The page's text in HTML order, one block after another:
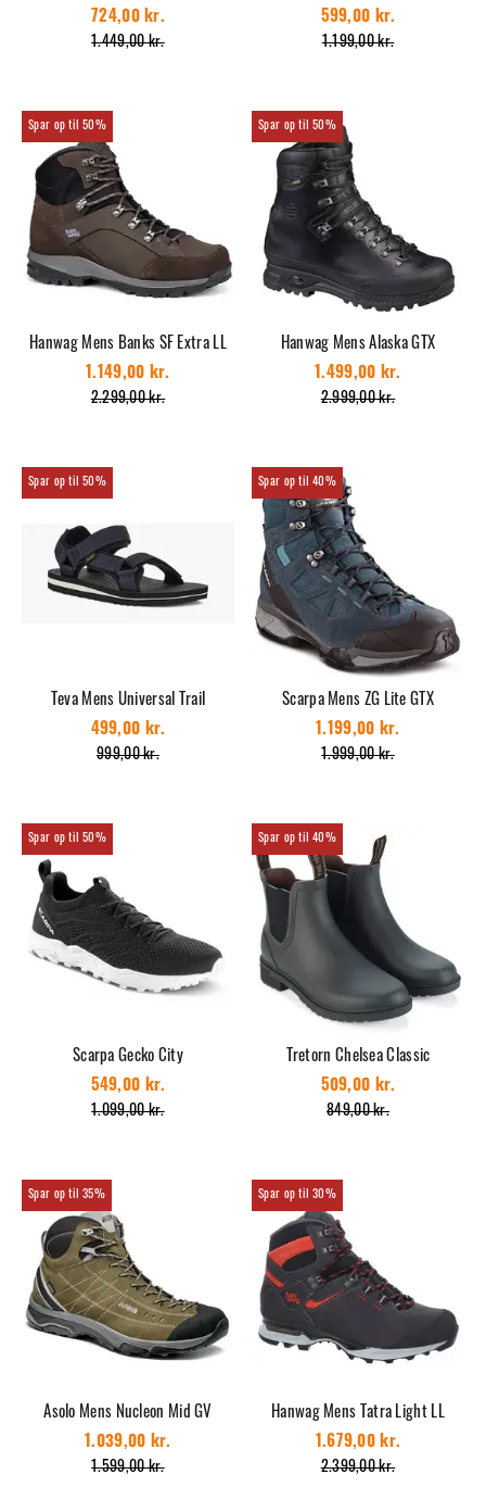
1.449,00 kr.
724,00 kr.
1.199,00 kr.
599,00 kr.
50%
Hanwag Mens Banks SF Extra LL
2.299,00 kr.
1.149,00 kr.
50%
Hanwag Mens Alaska GTX
2.999,00 kr.
1.499,00 kr.
50%
Teva Mens Universal Trail
999,00 kr.
499,00 kr.
40%
Scarpa Mens ZG Lite GTX
1.999,00 kr.
1.199,00 kr.
50%
Scarpa Gecko City
1.099,00 kr.
549,00 kr.
40%
Tretorn Chelsea Classic
849,00 kr.
509,00 kr.
35%
Asolo Mens Nucleon Mid GV
1.599,00 kr.
1.039,00 kr.
30%
Hanwag Mens Tatra Light LL
2.399,00 kr.
1.679,00 kr.